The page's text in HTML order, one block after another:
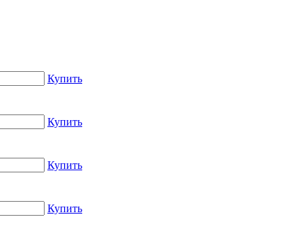
Купить
Купить
Купить
Купить